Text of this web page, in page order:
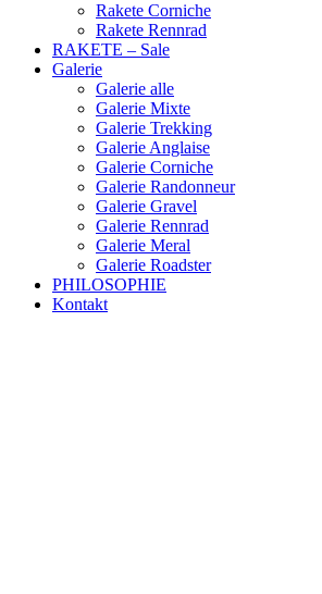
Rakete Corniche
Rakete Rennrad
RAKETE – Sale
Galerie
Galerie alle
Galerie Mixte
Galerie Trekking
Galerie Anglaise
Galerie Corniche
Galerie Randonneur
Galerie Gravel
Galerie Rennrad
Galerie Meral
Galerie Roadster
PHILOSOPHIE
Kontakt